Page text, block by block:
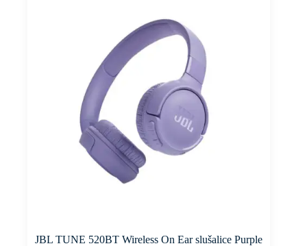
JBL TUNE 520BT Wireless On Ear slušalice Purple